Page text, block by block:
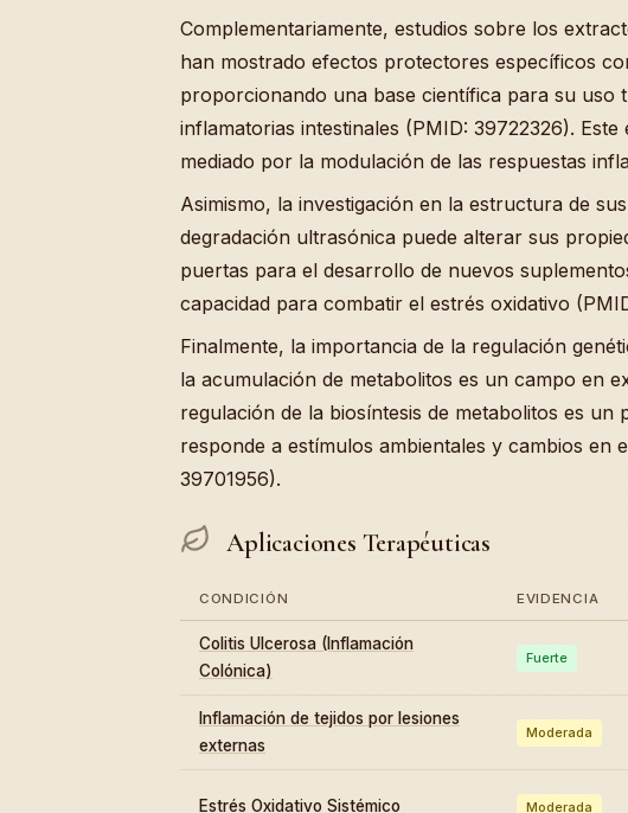
Complementariamente, estudios sobre los
han mostrado efectos protectores específicos
proporcionando una base científica para su uso
inflamatorias intestinales (PMID: 39722326).
mediado por la modulación de las respuestas
Asimismo, la investigación en la estructura de
degradación ultrasónica puede alterar sus
puertas para el desarrollo de nuevos
capacidad para combatir el estrés oxidativo
Finalmente, la importancia de la regulación
la acumulación de metabolitos es un campo en
regulación de la biosíntesis de metabolitos es un
responde a estímulos ambientales y cambios en
39701956).
Aplicaciones Terapéuticas
CONDICIÓN EVIDENCIA
Colitis Ulcerosa (Inflamación
Colónica)
Fuerte
Inflamación de tejidos por lesiones
externas
Moderada
Estrés Oxidativo Sistémico Moderada